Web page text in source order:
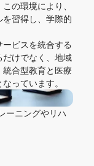
の環境により、
習得し、学際的
ビスを統合する
だけでなく、地域
合型教育と医療
っています。
ーニングやリハ